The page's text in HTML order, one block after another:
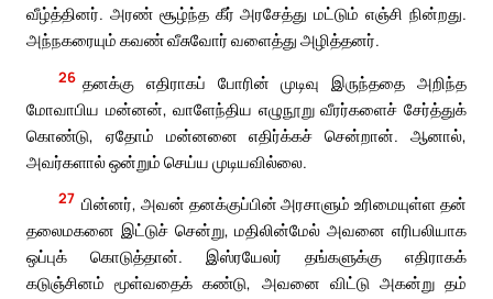
வீழ்த்தினர். அரண் சூழ்ந்த கீர் அரசேத்து மட்டும் எஞ்சி நின்றது.
அந்நகரையும் கவண் வீசுவோர் வளைத்து அழித்தனர்.
26 தனக்கு எதிராகப் போரின் முடிவு இருந்ததை அறிந்த
மோவாபிய மன்னன், வாளேந்திய எழுநூறு வீரர்களைச் சேர்த்துக்
கொண்டு, ஏதோம் மன்னனை எதிர்க்கச் சென்றான். ஆனால்,
அவர்களால் ஒன்றும் செய்ய முடியவில்லை.
27 பின்னர், அவன் தனக்குப்பின் அரசாளும் உரிமையுள்ள தன்
தலைமகனை இட்டுச் சென்று, மதிலின்மேல் அவனை எரிபலியாக
ஒப்புக் கொடுத்தான். இஸ்ரயேலர் தங்களுக்கு எதிராகக்
கடுஞ்சினம் மூள்வதைக் கண்டு, அவனை விட்டு அகன்று தம்